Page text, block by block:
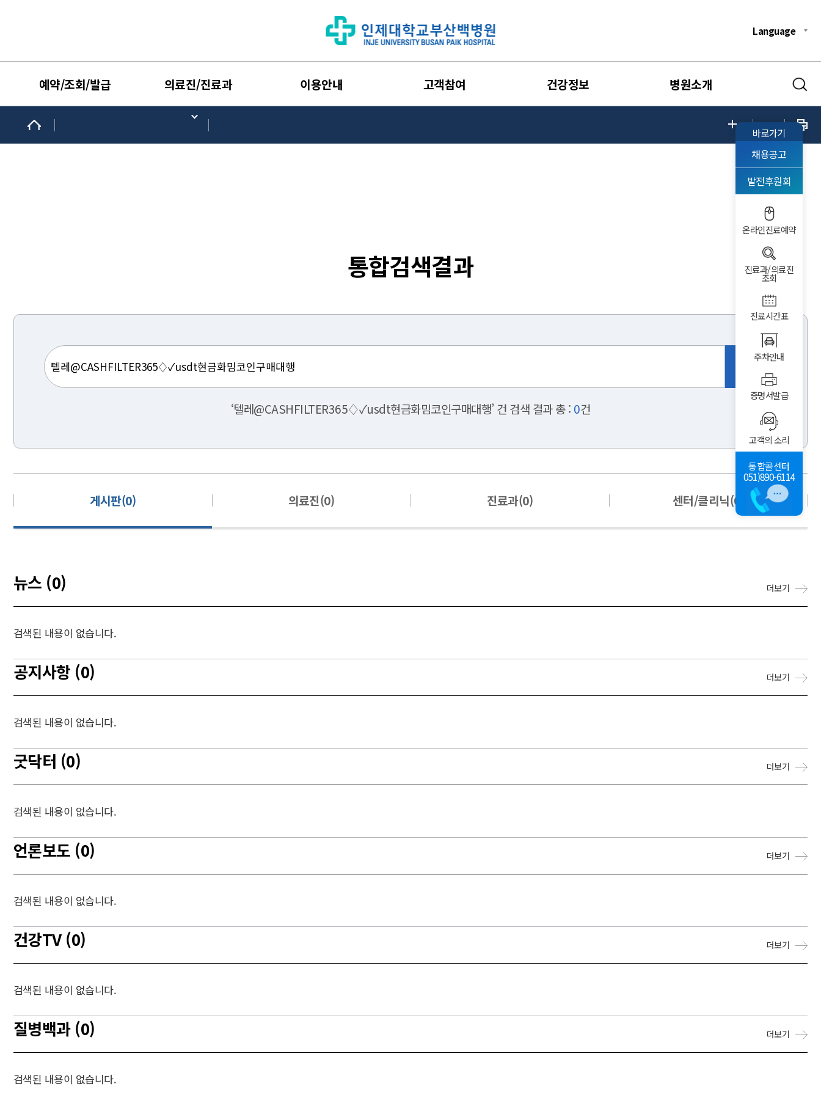
Language
예약/조회/발급 의료진/진료과 이용안내 고객참여 건강정보 병원소개
통합검색결과
‘텔레@CASHFILTER365♢✓usdt현금화밈코인구매대행’ 건 검색 결과 총 : 0건
게시판(0) 의료진(0) 진료과(0) 센터/클리닉(0)
뉴스 (0)
검색된 내용이 없습니다.
더보기
공지사항 (0)
검색된 내용이 없습니다.
더보기
굿닥터 (0)
검색된 내용이 없습니다.
더보기
언론보도 (0)
검색된 내용이 없습니다.
더보기
건강TV (0)
검색된 내용이 없습니다.
더보기
질병백과 (0)
검색된 내용이 없습니다.
더보기
바로가기
채용공고
발전후원회
온라인진료예약
진료과/의료진
조회
진료시간표
주차안내
증명서발급
고객의 소리
통합콜센터
051)890-6114